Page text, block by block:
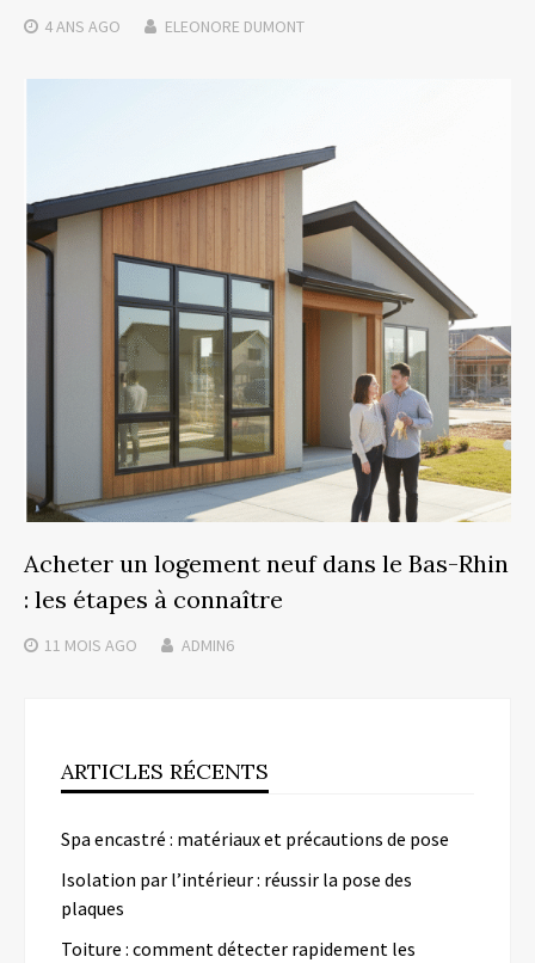
4 ANS AGO ELEONORE DUMONT
Acheter un logement neuf dans le Bas-Rhin
: les étapes à connaître
11 MOIS AGO ADMIN6
ARTICLES RÉCENTS
Spa encastré : matériaux et précautions de pose
Isolation par l’intérieur : réussir la pose des
plaques
Toiture : comment détecter rapidement les